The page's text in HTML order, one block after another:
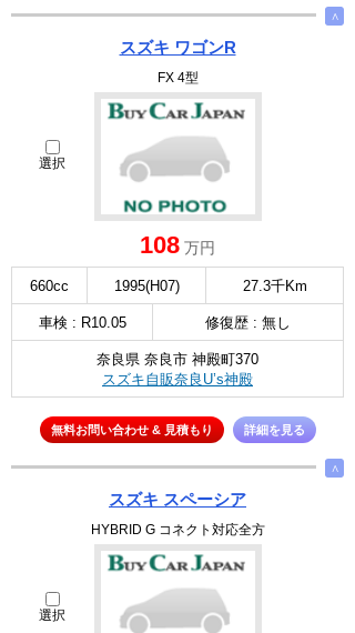
∧
スズキ ワゴンR
FX 4型
選択
108 万円
660cc 1995(H07) 27.3千Km
車検 : R10.05 修復歴 : 無し
奈良県 奈良市 神殿町370
スズキ自販奈良U’s神殿
無料お問い合わせ & 見積もり 詳細を見る
∧
スズキ スペーシア
HYBRID G コネクト対応全方
選択